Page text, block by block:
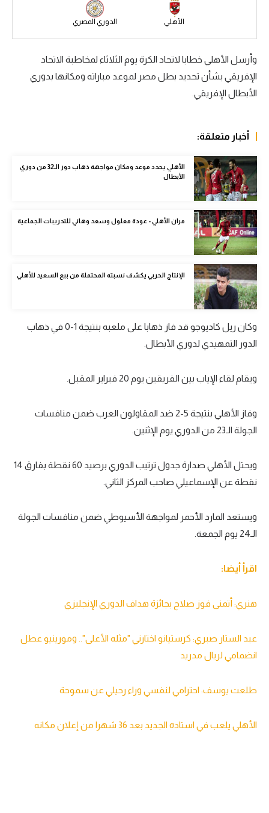
رياضات أخرى
أمم إفريقيا
كرة سلة
كرة يد
كرة طائرة
الوطن العربي
في المونديال
رياضة نسائية
آسيا
أمريكا
ركن الألعاب
Gamers
ميركاتو
تحقيق في الجول
تحليل في الجول
الأهلي الدوري المصري
وأرسل الأهلي خطابا لاتحاد الكرة يوم الثلاثاء لمخاطبة الاتحاد
الإفريقي بشأن تحديد بطل مصر لموعد مباراته ومكانها بدوري
الأبطال الإفريقي.
أخبار متعلقة:
الأهلي يحدد موعد ومكان مواجهة ذهاب دور الـ32 من دوري
الأبطال
مران الأهلي - عودة معلول وسعد وهاني للتدريبات الجماعية
الإنتاج الحربي يكشف نسبته المحتملة من بيع السعيد للأهلي
وكان ريل كاديوجو قد فاز ذهابا على ملعبه بنتيجة 1-0 في ذهاب
الدور التمهيدي لدوري الأبطال.
ويقام لقاء الإياب بين الفريقين يوم 20 فبراير المقبل.
وفاز الأهلي بنتيجة 5-2 ضد المقاولون العرب ضمن منافسات
الجولة الـ23 من الدوري يوم الإثنين.
ويحتل الأهلي صدارة جدول ترتيب الدوري برصيد 60 نقطة بفارق 14
نقطة عن الإسماعيلي صاحب المركز الثاني.
ويستعد المارد الأحمر لمواجهة الأسيوطي ضمن منافسات الجولة
الـ24 يوم الجمعة.
اقرأ أيضا:
هنري: أتمنى فوز صلاح بجائزة هداف الدوري الإنجليزي
عبد الستار صبري: كرستيانو اختارني "مثله الأعلى".. ومورينيو عطل
انضمامي لريال مدريد
طلعت يوسف: احترامي لنفسي وراء رحيلي عن سموحة
الأهلي يلعب في استاده الجديد بعد 36 شهرا من إعلان مكانه